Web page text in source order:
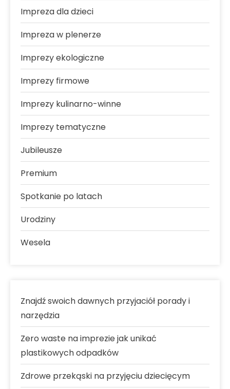
Impreza dla dzieci
Impreza w plenerze
Imprezy ekologiczne
Imprezy firmowe
Imprezy kulinarno-winne
Imprezy tematyczne
Jubileusze
Premium
Spotkanie po latach
Urodziny
Wesela
Znajdź swoich dawnych przyjaciół porady i
narzędzia
Zero waste na imprezie jak unikać
plastikowych odpadków
Zdrowe przekąski na przyjęciu dziecięcym